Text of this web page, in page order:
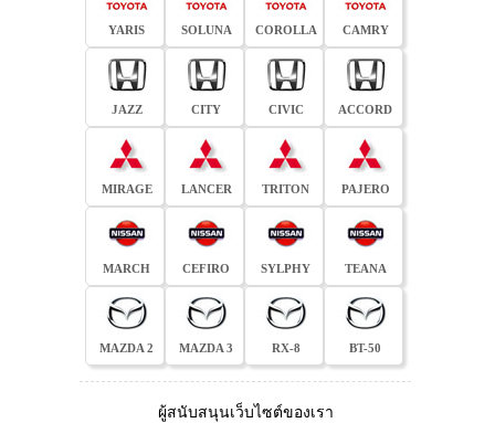
YARIS SOLUNA COROLLA CAMRY
JAZZ CITY CIVIC ACCORD
MIRAGE LANCER TRITON PAJERO
MARCH CEFIRO SYLPHY TEANA
MAZDA 2 MAZDA 3 RX-8 BT-50
ผู้สนับสนุนเว็บไซต์ของเรา